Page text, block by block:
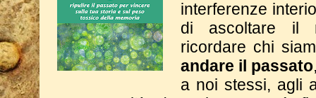
interferenze
di ascoltare il
ricordare chi
andare il passato
a noi stessi, agli